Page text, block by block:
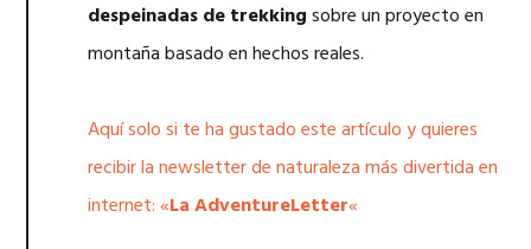
despeinadas de trekkingsobre un proyecto en
montaña basado en hechos reales.
Aquí solo si te ha gustado este artículo y quieres
recibir la newsletter de naturaleza más divertida en
internet: «La AdventureLetter«